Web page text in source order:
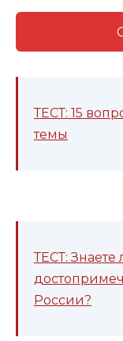
ТЕСТ: 15
темы
ТЕСТ: Знаете
России?